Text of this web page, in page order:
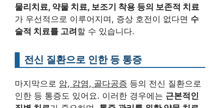
물리치료, 약물 치료, 보조기 착용 등의 보존적 치료
가 우선적으로 이루어지며, 증상 호전이 없다면 수
술적 치료를 고려할 수 있습니다.
전신 질환으로 인한 등 통증
마지막으로 암, 감염, 골다공증 등의 전신 질환으로
인한 등 통증도 있어요. 이러한 경우에는 근본적인